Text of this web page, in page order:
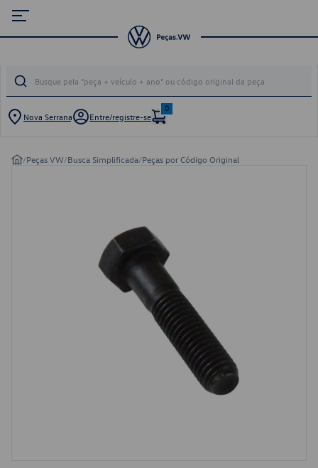
Nova Serrana Entre/registre-se
0
/Peças VW/Busca Simplificada/Peças por Código Original